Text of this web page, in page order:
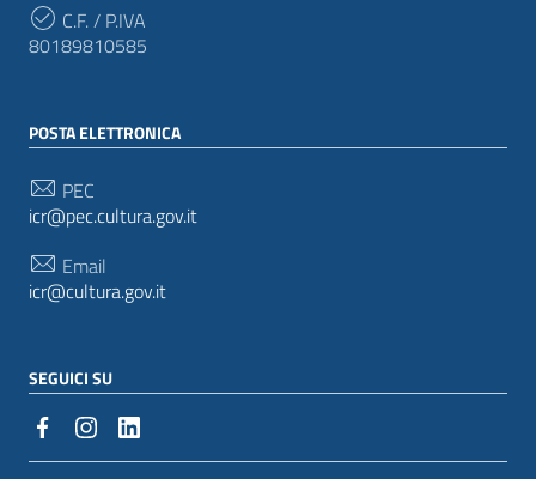
C.F. / P.IVA
80189810585
POSTA ELETTRONICA
PEC
icr@pec.cultura.gov.it
Email
icr@cultura.gov.it
SEGUICI SU